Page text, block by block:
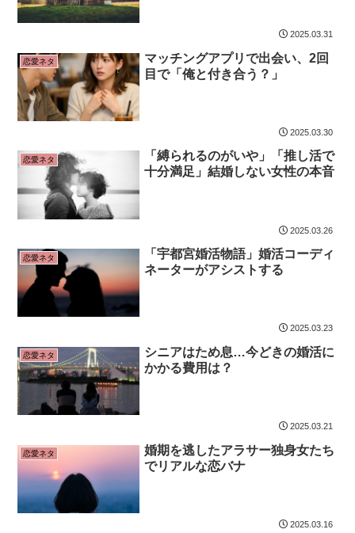
2025.03.31
恋愛ネタ
マッチングアプリで出会い、2回
目で「俺と付き合う？」
2025.03.30
恋愛ネタ
「縛られるのがいや」「推し活で
十分満足」結婚しない女性の本音
2025.03.26
恋愛ネタ
「宇都宮婚活物語」婚活コーディ
ネーターがアシストする
2025.03.23
恋愛ネタ
シニアはため息…今どきの婚活に
かかる費用は？
2025.03.21
恋愛ネタ
婚期を逃したアラサー独身女たち
でリアルな恋バナ
2025.03.16